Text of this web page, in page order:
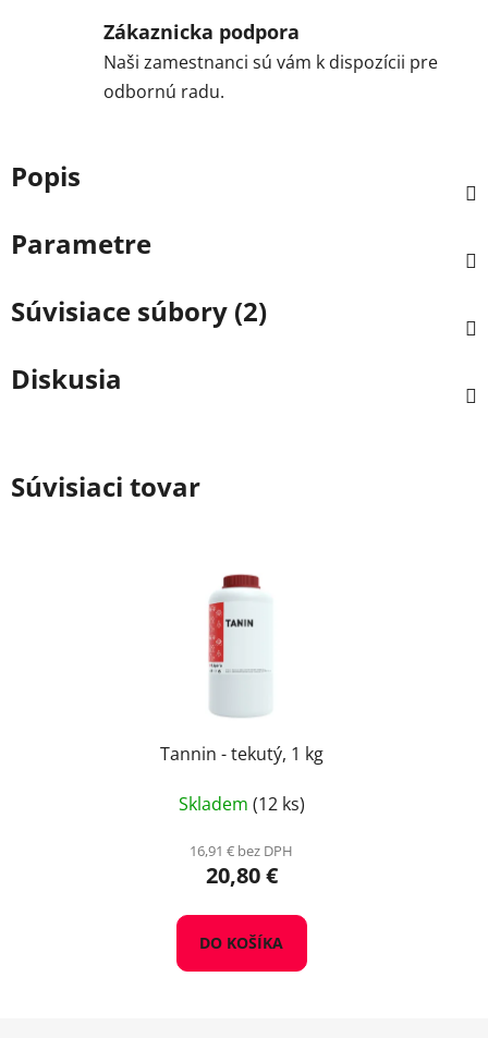
Zákaznicka podpora
Naši zamestnanci sú vám k dispozícii pre
odbornú radu.
Popis
Parametre
Súvisiace súbory (2)
Diskusia
Súvisiaci tovar
Tannin - tekutý, 1 kg
Skladem (12 ks)
16,91 € bez DPH
20,80 €
DO KOŠÍKA